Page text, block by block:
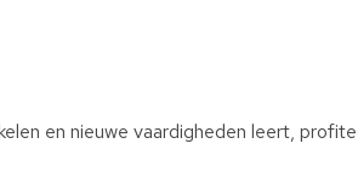
en nieuwe vaardigheden leert,